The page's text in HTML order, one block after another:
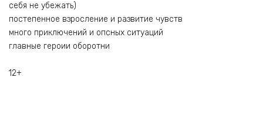
себя не убежать)
постепенное взросление и развитие чувств
много приключений и опсных ситуаций
главные героии оборотни
12+